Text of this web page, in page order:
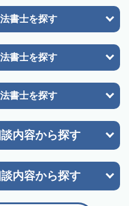
書士を探す
書士を探す
書士を探す
内容から探す
内容から探す